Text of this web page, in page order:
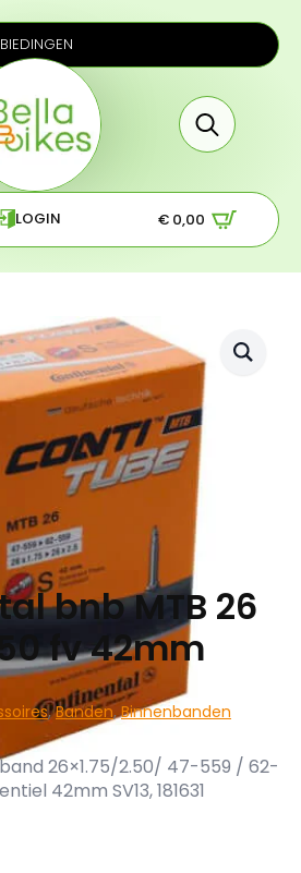
for:
LOGIN € 0,00
bnb MTB 26
fv 42mm
,Banden,Binnenbanden
26×1.75/2.50/ 47-559 / 62-
42mm SV13, 181631